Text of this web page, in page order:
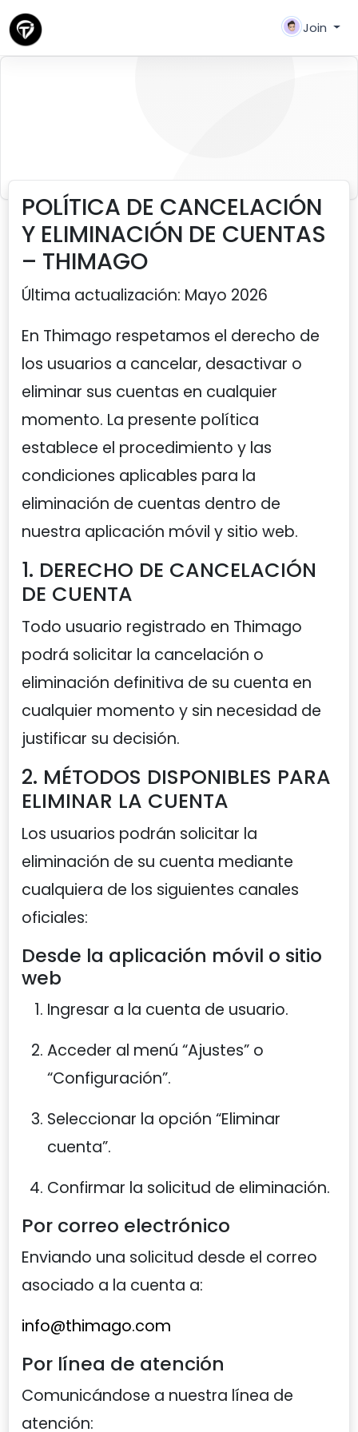
Join
POLÍTICA DE CANCELACIÓN
Y ELIMINACIÓN DE CUENTAS
– THIMAGO
Última actualización: Mayo 2026
En Thimago respetamos el derecho de
los usuarios a cancelar, desactivar o
eliminar sus cuentas en cualquier
momento. La presente política
establece el procedimiento y las
condiciones aplicables para la
eliminación de cuentas dentro de
nuestra aplicación móvil y sitio web.
1. DERECHO DE CANCELACIÓN
DE CUENTA
Todo usuario registrado en Thimago
podrá solicitar la cancelación o
eliminación definitiva de su cuenta en
cualquier momento y sin necesidad de
justificar su decisión.
2. MÉTODOS DISPONIBLES PARA
ELIMINAR LA CUENTA
Los usuarios podrán solicitar la
eliminación de su cuenta mediante
cualquiera de los siguientes canales
oficiales:
Desde la aplicación móvil o sitio
web
Ingresar a la cuenta de usuario.
Acceder al menú “Ajustes” o
“Configuración”.
Seleccionar la opción “Eliminar
cuenta”.
Confirmar la solicitud de eliminación.
Por correo electrónico
Enviando una solicitud desde el correo
asociado a la cuenta a:
info@thimago.com
Por línea de atención
Comunicándose a nuestra línea de
atención: